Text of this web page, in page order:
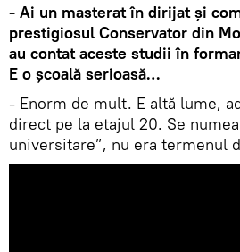
- Ai un masterat în dirijat și
prestigiosul Conservator din
au contat aceste studii în
E o școală serioasă…
- Enorm de mult. E altă lume,
direct pe la etajul 20. Se
universitare”, nu era termenul